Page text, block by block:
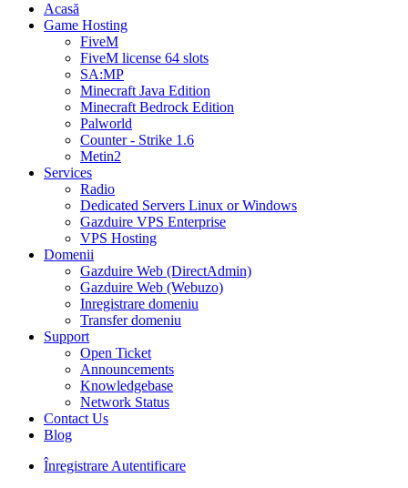
Acasă
Game Hosting
FiveM
FiveM license 64 slots
SA:MP
Minecraft Java Edition
Minecraft Bedrock Edition
Palworld
Counter - Strike 1.6
Metin2
Services
Radio
Dedicated Servers Linux or Windows
Gazduire VPS Enterprise
VPS Hosting
Domenii
Gazduire Web (DirectAdmin)
Gazduire Web (Webuzo)
Inregistrare domeniu
Transfer domeniu
Support
Open Ticket
Announcements
Knowledgebase
Network Status
Contact Us
Blog
Înregistrare Autentificare